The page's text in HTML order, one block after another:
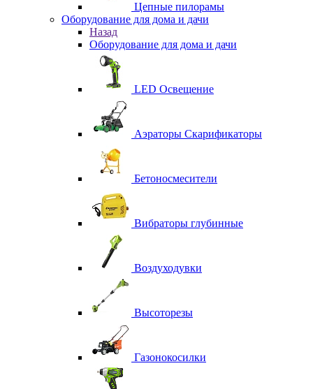
Цепные пилорамы
Оборудование для дома и дачи
Назад
Оборудование для дома и дачи
LED Освещение
Аэраторы Скарификаторы
Бетоносмесители
Вибраторы глубинные
Воздуходувки
Высоторезы
Газонокосилки